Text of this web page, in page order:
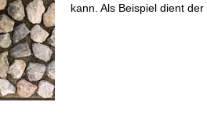
kann. Als Beispiel dient